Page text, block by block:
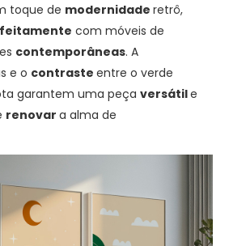
toque de modernidade retrô,
com móveis de
contemporâneas. A
e o contraste entre o verde
garantem uma peça versátile
renovar a alma de